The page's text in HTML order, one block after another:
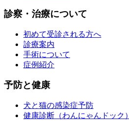
診察・治療について
初めて受診される方へ
診療案内
手術について
症例紹介
予防と健康
犬と猫の感染症予防
健康診断（わんにゃんドック）